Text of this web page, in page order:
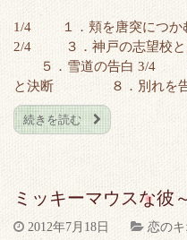
1/4 １．頬を唐突につ
2/4 ３．神戸の志望
５．雪道の告白 3/
と決断 ８．別れを
続きを読む
ミッキーマウスな彼
2012年7月18日 恋のキ